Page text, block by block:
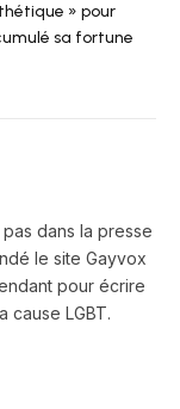
» pour
sa fortune
dans la presse
le site Gayvox
pour écrire
cause LGBT.